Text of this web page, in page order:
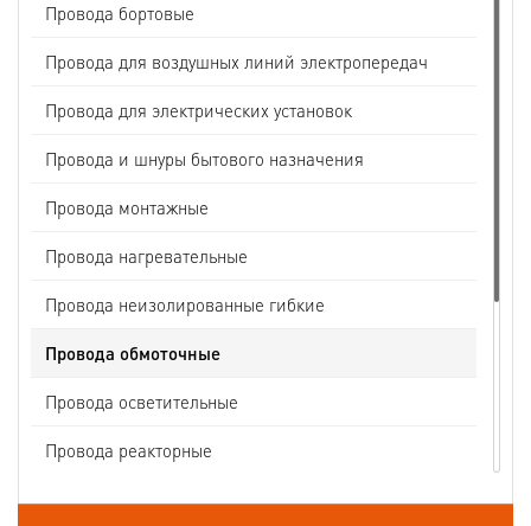
Провода бортовые
Провода для воздушных линий электропередач
Провода для электрических установок
Провода и шнуры бытового назначения
Провода монтажные
Провода нагревательные
Провода неизолированные гибкие
Провода обмоточные
Провода осветительные
Провода реакторные
Провода связи